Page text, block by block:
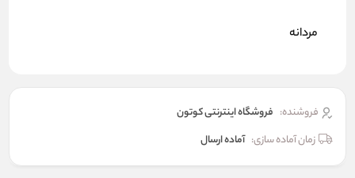
مردانه
فروشنده: فروشگاه اینترنتی کوتون
زمان آماده سازی: آماده ارسال